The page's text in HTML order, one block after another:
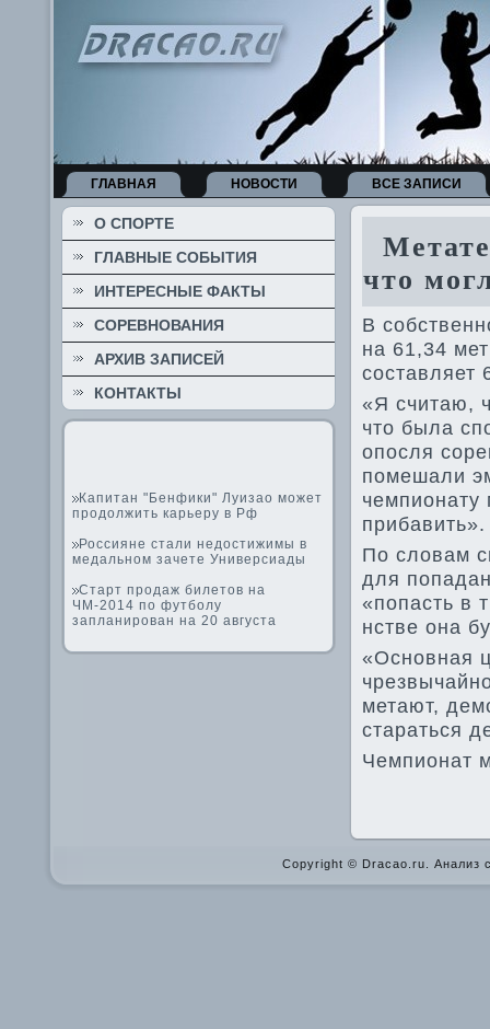
ГЛАВНАЯ НОВОСТИ ВСЕ ЗАПИСИ
О СПОРТЕ
ГЛАВНЫЕ СОБЫТИЯ
ИНТЕРЕСНЫЕ ФАКТЫ
СОРЕВНОВАНИЯ
АРХИВ ЗАПИСЕЙ
КОНТАКТЫ
Капитан "Бенфики" Луизао может
продолжить карьеру в Рф
Россияне стали недостижимы в
медальном зачете Универсиады
Старт продаж билетов на
ЧМ-2014 по футболу
запланирован на 20 августа
что
В
на 61,34
составляет
«Я считаю,
что была
опосля
помешали
чемпионату
прибавить».
По словам
для
«попасть в
нстве­ она
«Основная
метают,
стараться
Чемпионат
Copyright © Dracao.ru. Анализ